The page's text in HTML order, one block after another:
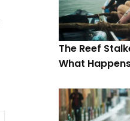
The Reef
What